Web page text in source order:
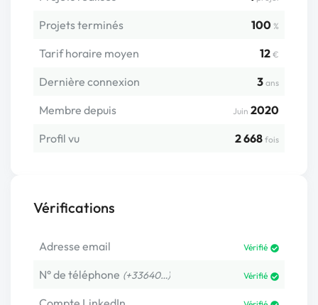
Projets terminés 100 %
Tarif horaire moyen 12 €
Dernière connexion 3 ans
Membre depuis Juin 2020
Profil vu
2 668 fois
Vérifications
Adresse email Vérifié
N° de téléphone (+33640…) Vérifié